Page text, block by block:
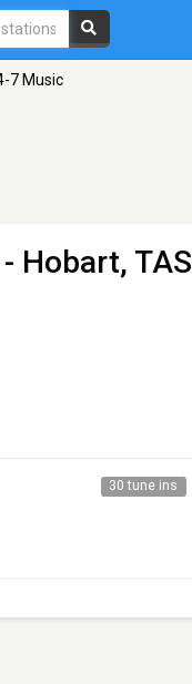
7 Music
- Hobart, TAS
30 tune ins